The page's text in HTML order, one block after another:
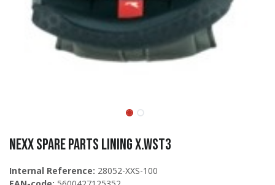
Nexx Spare Parts LINING X.WST3
Internal Reference: 28052-XXS-100